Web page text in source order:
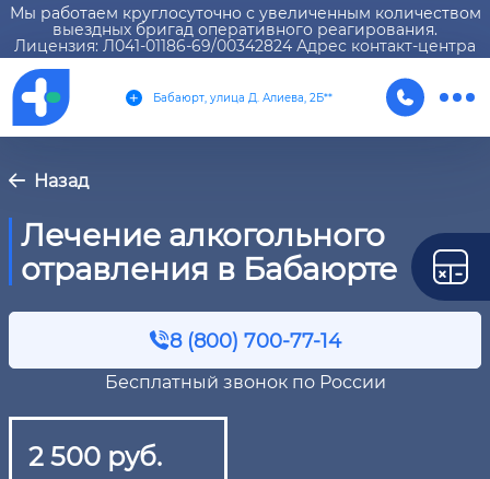
Мы работаем круглосуточно с увеличенным количеством
выездных бригад оперативного реагирования.
Лицензия: Л041-01186-69/00342824 Адрес контакт-центра
Бабаюрт, улица Д. Алиева, 2Б**
Назад
Лечение алкогольного
отравления в Бабаюрте
8 (800) 700-77-14
Бесплатный звонок по России
2 500 руб.